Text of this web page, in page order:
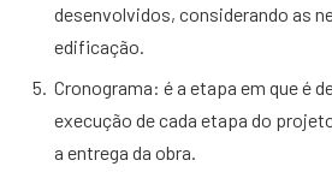
desenvolvidos, considerando as
edificação.
Cronograma: é a etapa em que é
execução de cada etapa do
a entrega da obra.